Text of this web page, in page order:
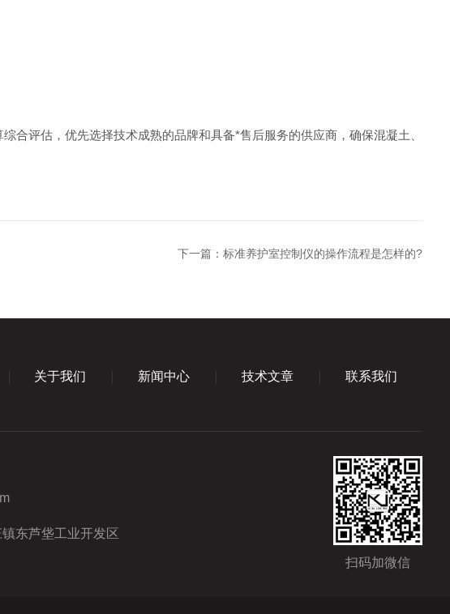
合评估，优先选择技术成熟的品牌和具备*售后服务的供应商，确保混凝土、
下一篇：标准养护室控制仪的操作流程是怎样的?
关于我们 新闻中心 技术文章 联系我们
东芦垡工业开发区
扫码加微信